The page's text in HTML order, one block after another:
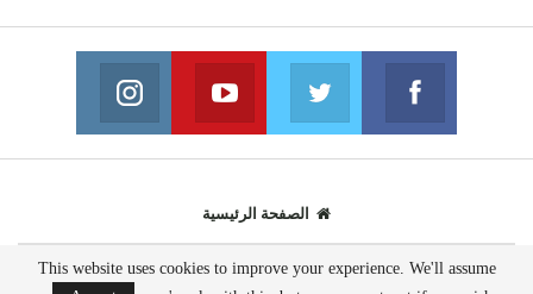
فايسبوك
انضم الينا انضم الينا
يوتيوب
انضم الينا
الصفحة الرئيسية
© 2020 - جميع الحقوق محفوظة.
This website uses cookies to improve your experience. We'll assume